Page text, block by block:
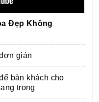
Đẹp Không
giản
bàn khách cho
trọng